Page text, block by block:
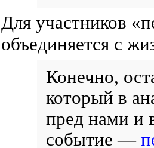
Для участников
объединяется с
Конечно,
который в
пред нами и
событие —